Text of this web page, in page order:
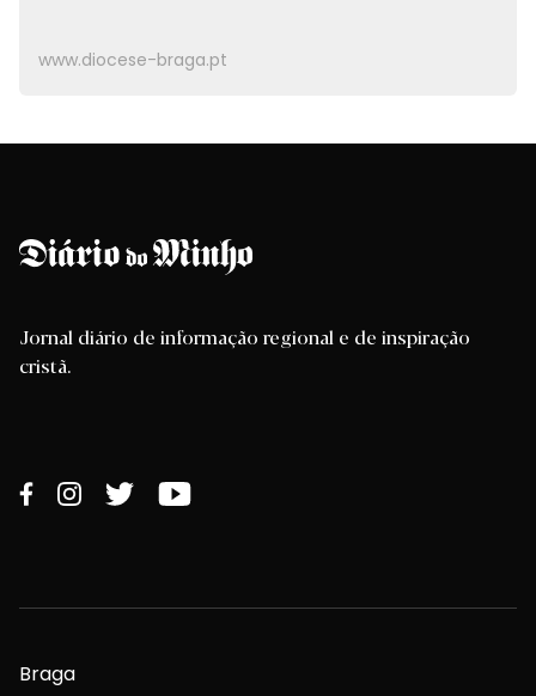
www.diocese-braga.pt
Jornal diário de informação regional e de inspiração
cristã.
Braga